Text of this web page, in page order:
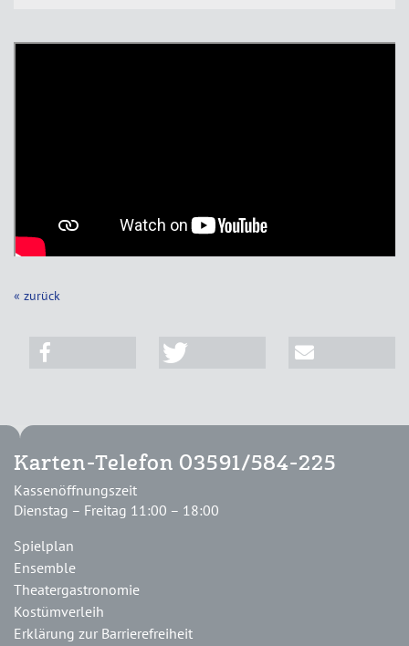
« zurück
Karten-Telefon 03591/584-225
Kassenöffnungszeit
Dienstag – Freitag 11:00 – 18:00
Spielplan
Ensemble
Theatergastronomie
Kostümverleih
Erklärung zur Barrierefreiheit